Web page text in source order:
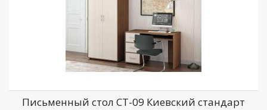
Письменный стол СТ-09 Киевский стандарт